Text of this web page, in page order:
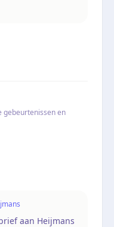
gebeurtenissen en
aan Heijmans